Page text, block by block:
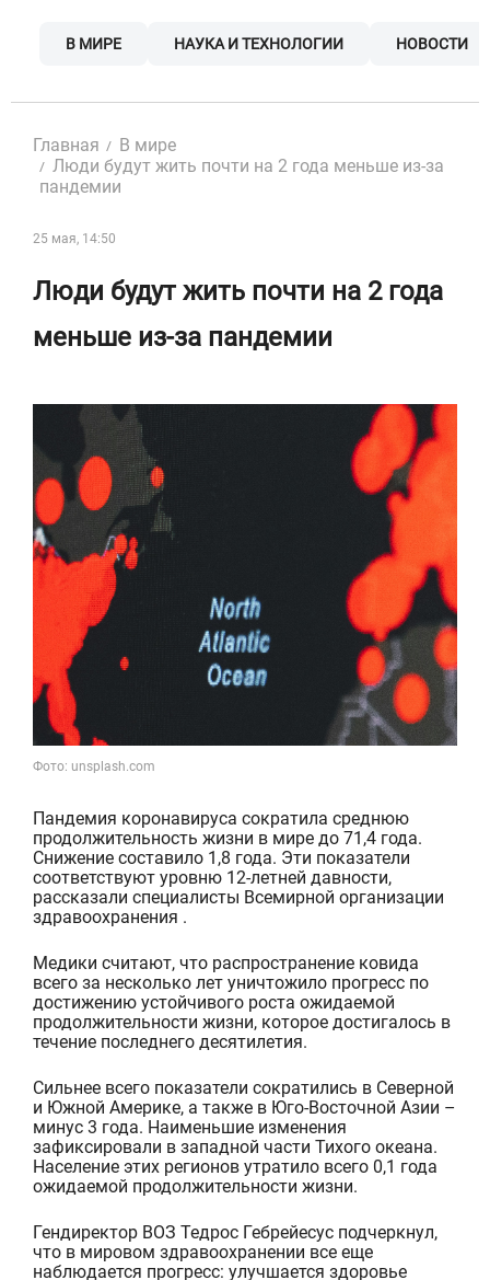
В МИРЕ НАУКА И ТЕХНОЛОГИИ НОВОСТИ
Главная
В мире
Люди будут жить почти на 2 года меньше из-за
пандемии
25 мая, 14:50
Люди будут жить почти на 2 года
меньше из-за пандемии
Фото: unsplash.com
Пандемия коронавируса сократила среднюю
продолжительность жизни в мире до 71,4 года.
Снижение составило 1,8 года. Эти показатели
соответствуют уровню 12-летней давности,
рассказали специалисты Всемирной организации
здравоохранения .
Медики считают, что распространение ковида
всего за несколько лет уничтожило прогресс по
достижению устойчивого роста ожидаемой
продолжительности жизни, которое достигалось в
течение последнего десятилетия.
Сильнее всего показатели сократились в Северной
и Южной Америке, а также в Юго-Восточной Азии –
минус 3 года. Наименьшие изменения
зафиксировали в западной части Тихого океана.
Население этих регионов утратило всего 0,1 года
ожидаемой продолжительности жизни.
Гендиректор ВОЗ Тедрос Гебрейесус подчеркнул,
что в мировом здравоохранении все еще
наблюдается прогресс: улучшается здоровье